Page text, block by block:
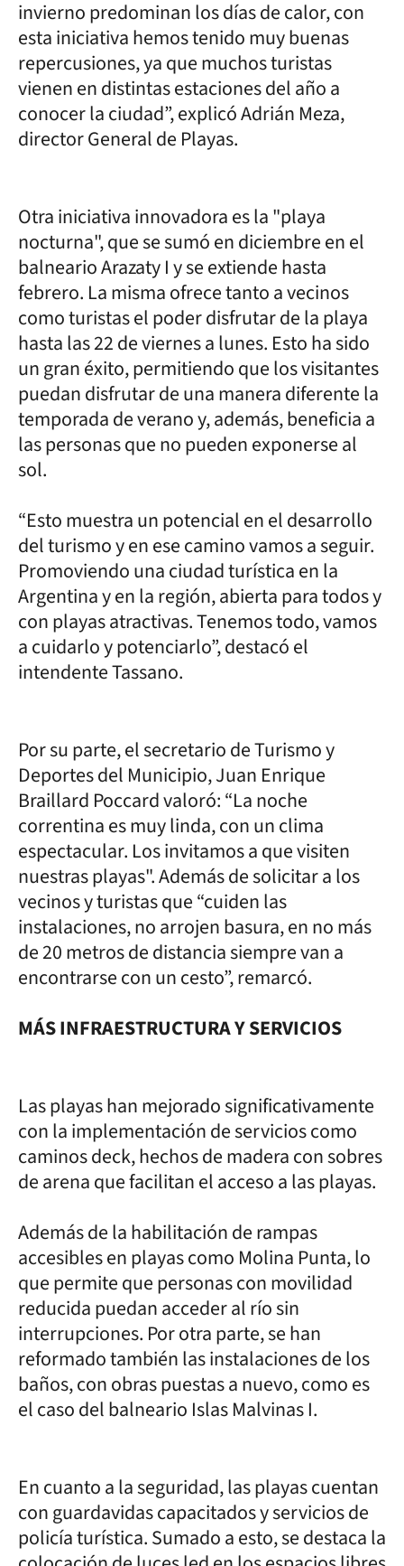
invierno predominan los días de calor, con
esta iniciativa hemos tenido muy buenas
repercusiones, ya que muchos turistas
vienen en distintas estaciones del año a
conocer la ciudad”, explicó Adrián Meza,
director General de Playas.
Otra iniciativa innovadora es la "playa
nocturna", que se sumó en diciembre en el
balneario Arazaty I y se extiende hasta
febrero. La misma ofrece tanto a vecinos
como turistas el poder disfrutar de la playa
hasta las 22 de viernes a lunes. Esto ha sido
un gran éxito, permitiendo que los visitantes
puedan disfrutar de una manera diferente la
temporada de verano y, además, beneficia a
las personas que no pueden exponerse al
sol.
“Esto muestra un potencial en el desarrollo
del turismo y en ese camino vamos a seguir.
Promoviendo una ciudad turística en la
Argentina y en la región, abierta para todos y
con playas atractivas. Tenemos todo, vamos
a cuidarlo y potenciarlo”, destacó el
intendente Tassano.
Por su parte, el secretario de Turismo y
Deportes del Municipio, Juan Enrique
Braillard Poccard valoró: “La noche
correntina es muy linda, con un clima
espectacular. Los invitamos a que visiten
nuestras playas". Además de solicitar a los
vecinos y turistas que “cuiden las
instalaciones, no arrojen basura, en no más
de 20 metros de distancia siempre van a
encontrarse con un cesto”, remarcó.
MÁS INFRAESTRUCTURA Y SERVICIOS
Las playas han mejorado significativamente
con la implementación de servicios como
caminos deck, hechos de madera con sobres
de arena que facilitan el acceso a las playas.
Además de la habilitación de rampas
accesibles en playas como Molina Punta, lo
que permite que personas con movilidad
reducida puedan acceder al río sin
interrupciones. Por otra parte, se han
reformado también las instalaciones de los
baños, con obras puestas a nuevo, como es
el caso del balneario Islas Malvinas I.
En cuanto a la seguridad, las playas cuentan
con guardavidas capacitados y servicios de
policía turística. Sumado a esto, se destaca la